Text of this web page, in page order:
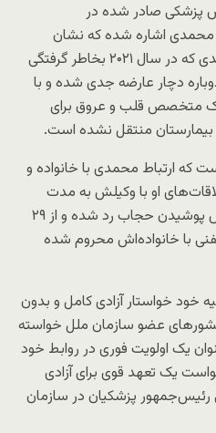
پزشکی صادر شده در
محمدی اشاره شده که نشان
می‌دهد شریان اصلی قلب محمدی که در سال ۲۰۲۱ بخاطر گرفتگی
دچار عارضه جدی شده و با
متخصص قلب و عروق برای
بیمارستان منتقل نشده است.
که ارتباط محمدی با خانواده و
او با وکیلش به مدت
چندین ماه به دلیل عدم پذیرش پوشیدن حجاب رد شده و از ۲۹
تماس تلفنی با خانواده‌اش محروم شده
خود خواستار آزادی کامل و بدون
عضو سازمان ملل خواسته
یک اولویت فوری در روابط خود
یک تعهد قوی برای آزادی
پزشکیان در سازمان